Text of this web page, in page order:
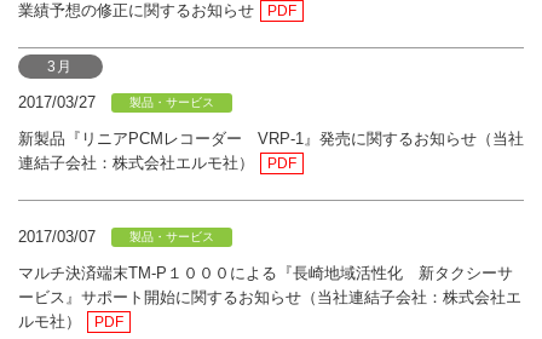
業績予想の修正に関するお知らせ PDF
3月
2017/03/27 製品・サービス
新製品『リニアPCMレコーダー VRP-1』発売に関するお知らせ（当社
連結子会社：株式会社エルモ社）
PDF
2017/03/07 製品・サービス
マルチ決済端末TM-P１０００による『長崎地域活性化 新タクシーサ
ービス』サポート開始に関するお知らせ（当社連結子会社：株式会社エ
ルモ社）
PDF